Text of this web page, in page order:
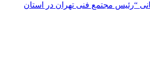
“رئیس مجتمع فنی تهران در استان